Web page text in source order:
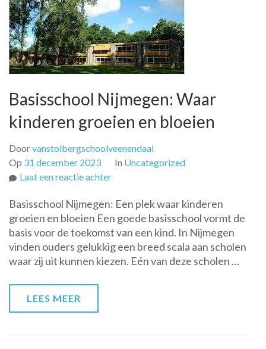
Basisschool Nijmegen: Waar
kinderen groeien en bloeien
Doorvanstolbergschoolveenendaal
Op 31 december 2023 In Uncategorized
Laat een reactie achterop
Nijmegen:
Waar
kinderen
groeien
en
Basisschool Nijmegen: Een plek waar kinderen
groeien en bloeien Een goede basisschool vormt de
basis voor de toekomst van een kind. In Nijmegen
vinden ouders gelukkig een breed scala aan scholen
waar zij uit kunnen kiezen. Eén van deze scholen …
LEES MEER